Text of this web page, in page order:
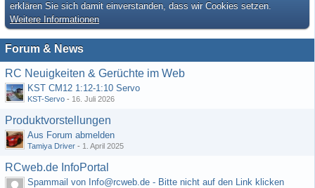
erklären Sie sich damit einverstanden, dass wir Cookies setzen.
Weitere Informationen
Forum & News
RC Neuigkeiten & Gerüchte im Web
KST CM12 1:12-1:10 Servo
KST-Servo - 16. Juli 2026
Produktvorstellungen
Aus Forum abmelden
Tamiya Driver - 1. April 2025
RCweb.de InfoPortal
Spammail von Info@rcweb.de - Bitte nicht auf den Link klicken